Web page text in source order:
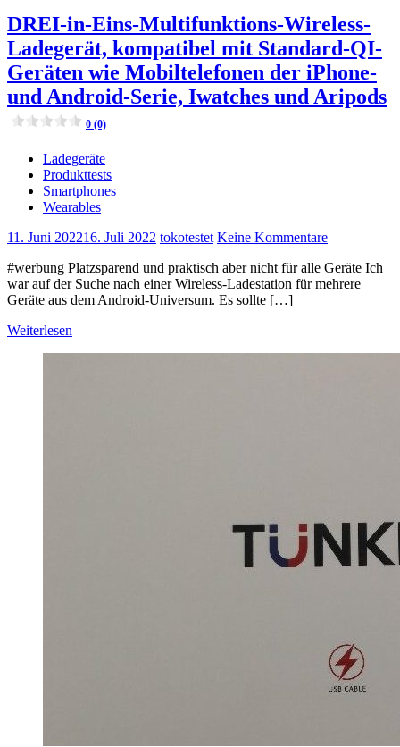
DREI-in-Eins-Multifunktions-Wireless-
Ladegerät, kompatibel mit Standard-QI-
Geräten wie Mobiltelefonen der iPhone-
und Android-Serie, Iwatches und Aripods
0 (0)
Ladegeräte
Produkttests
Smartphones
Wearables
11. Juni 202216. Juli 2022 tokotestet Keine Kommentare
#werbung Platzsparend und praktisch aber nicht für alle Geräte Ich
war auf der Suche nach einer Wireless-Ladestation für mehrere
Geräte aus dem Android-Universum. Es sollte […]
Weiterlesen